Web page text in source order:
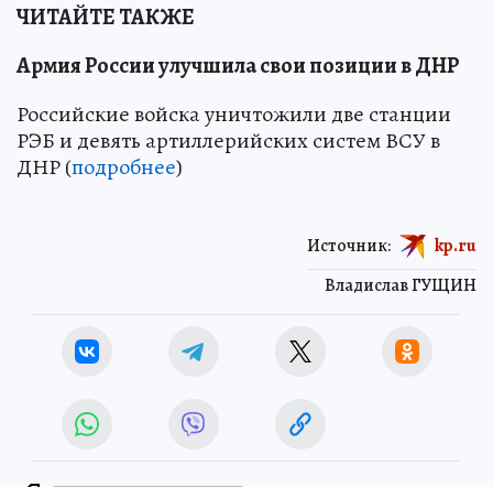
ЧИТАЙТЕ ТАКЖЕ
Армия России улучшила свои позиции в ДНР
Российские войска уничтожили две станции
РЭБ и девять артиллерийских систем ВСУ в
ДНР (подробнее)
Владислав ГУЩИН
Источник: kp.ru